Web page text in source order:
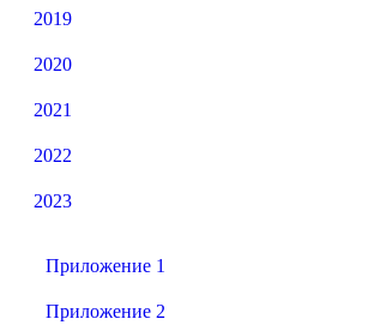
2019
2020
2021
2022
2023
Приложение 1
Приложение 2